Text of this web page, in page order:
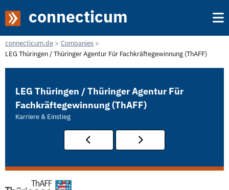
connecticum
connecticum.de
Companies
LEG Thüringen / Thüringer Agentur Für Fachkräftegewinnung (ThAFF)
LEG Thüringen / Thüringer Agentur Für
Fachkräftegewinnung (ThAFF)
Karriere & Einstieg